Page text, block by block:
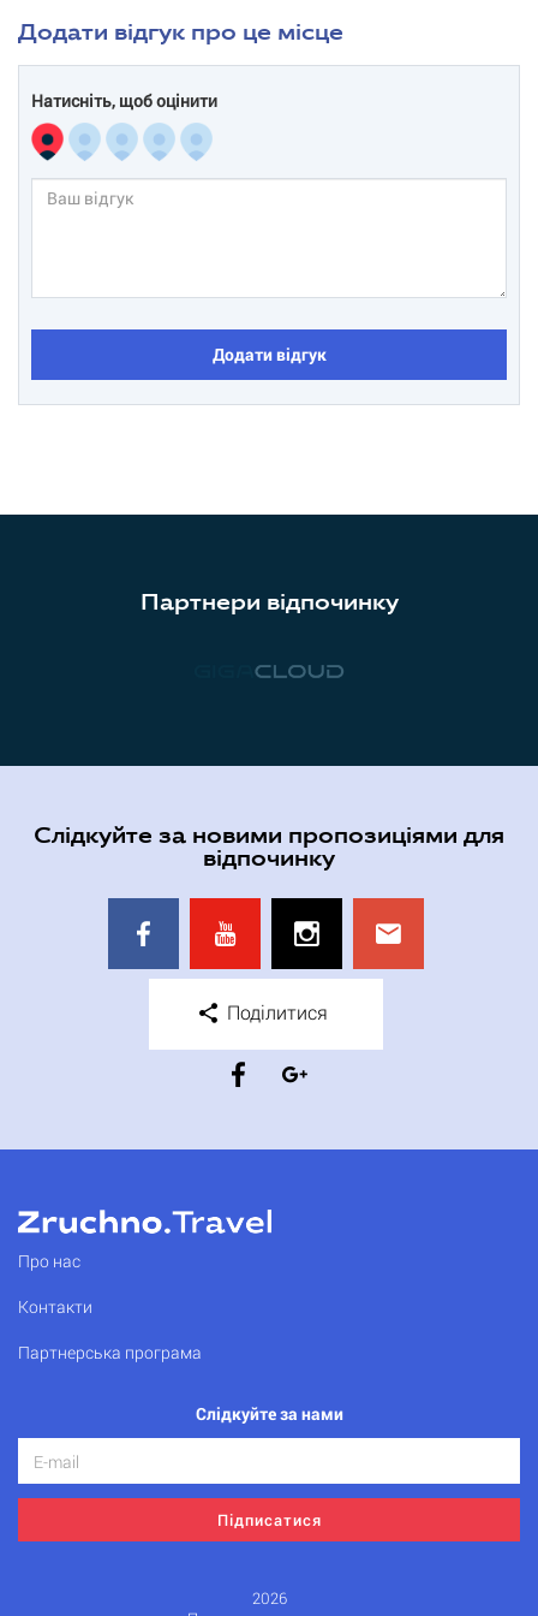
Додати відгук про це місце
Натисніть, щоб оцінити
Додати відгук
Партнери відпочинку
Слідкуйте за новими пропозиціями для
відпочинку
Поділитися
Про нас
Контакти
Партнерська програма
Слідкуйте за нами
Підписатися
2026